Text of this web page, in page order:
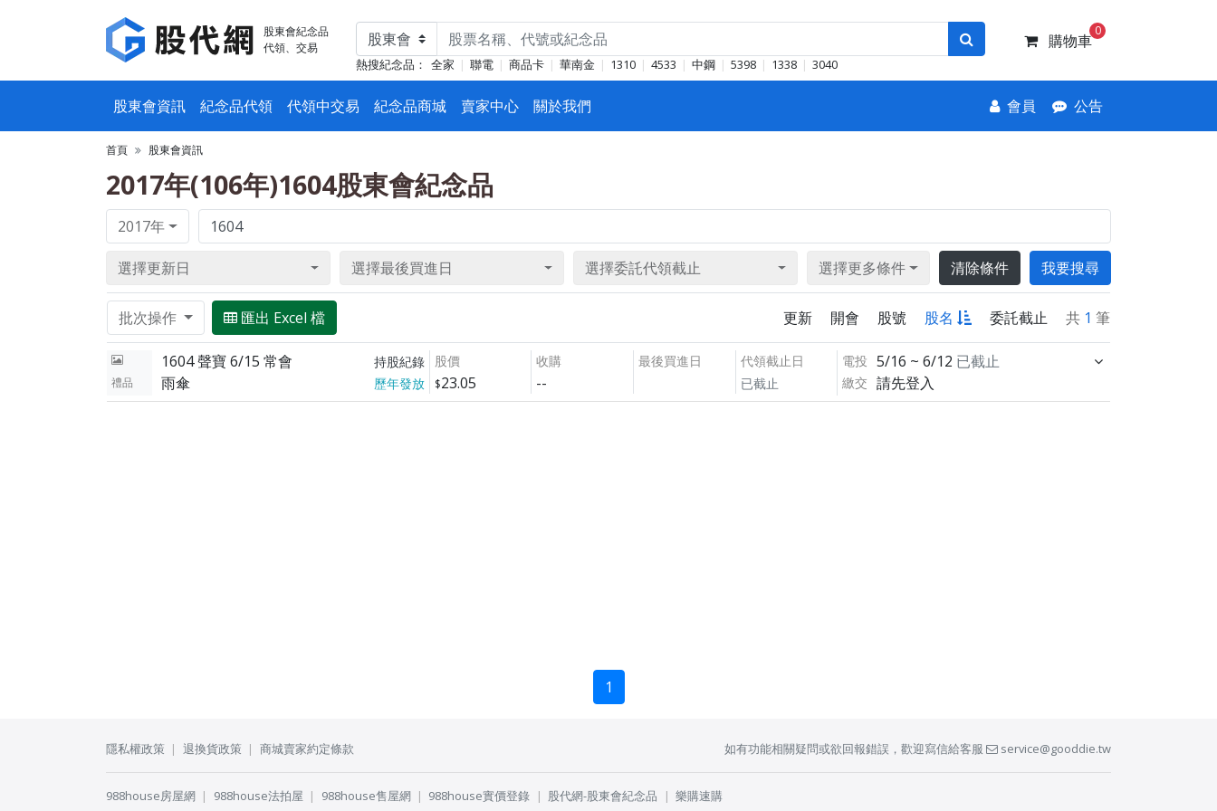
股東會紀念品
代領、交易
熱搜紀念品： 全家 聯電 商品卡 華南金 1310 4533 中鋼 5398 1338 3040
購物車
0
股東會資訊 紀念品代領 代領中交易 紀念品商城 賣家中心 關於我們 會員 公告
首頁 股東會資訊
2017年(106年)1604股東會紀念品
2017年
選擇更新日 選擇最後買進日 選擇委託代領截止 選擇更多條件 清除條件 我要搜尋
批次操作 匯出 Excel 檔 更新 開會 股號 股名 委託截止 共 1 筆
禮品
1604 聲寶 6/15 常會 持股紀錄
雨傘 歷年發放
股價
23.05
收購
--
最後買進日
代領截止日
已截止
電投 5/16 ~ 6/12 已截止
繳交 請先登入
1
隱私權政策 退換貨政策 商城賣家約定條款 如有功能相關疑問或欲回報錯誤，歡迎寫信給客服 service@gooddie.tw
988house房屋網 988house法拍屋 988house售屋網 988house實價登錄 股代網-股東會紀念品 樂購速購